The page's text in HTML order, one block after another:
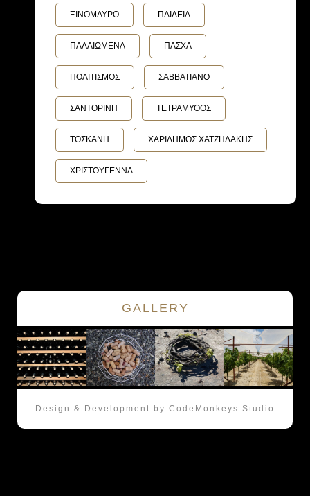
ΞΙΝΟΜΑΥΡΟ ΠΑΙΔΕΙΑ
ΠΑΛΑΙΩΜΕΝΑ ΠΑΣΧΑ
ΠΟΛΙΤΙΣΜΟΣ ΣΑΒΒΑΤΙΑΝΟ
ΣΑΝΤΟΡΙΝΗ ΤΕΤΡΑΜΥΘΟΣ
ΤΟΣΚΑΝΗ ΧΑΡΙΔΗΜΟΣ ΧΑΤΖΗΔΑΚΗΣ
ΧΡΙΣΤΟΥΓΕΝΝΑ
GALLERY
Design & Development by CodeMonkeys Studio